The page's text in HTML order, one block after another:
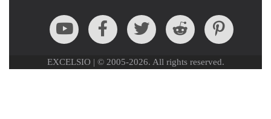
EXCELSIO | © 2005-2026. All rights reserved.